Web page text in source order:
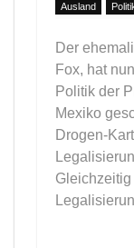
Ausland
Der
Fox, hat
Politik der
Mexiko
Drogen-